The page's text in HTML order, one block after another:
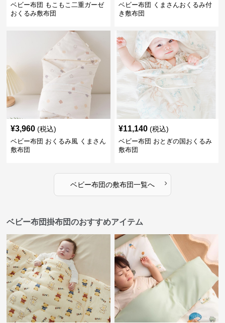
ベビー布団 もこもこ二重ガーゼ
おくるみ敷布団
ベビー布団 くまさんおくるみ付
き敷布団
¥3,960 (税込)
ベビー布団 おくるみ風 くまさん
敷布団
¥11,140 (税込)
ベビー布団 おとぎの国おくるみ
敷布団
ベビー布団の敷布団一覧へ ›
ベビー布団掛布団のおすすめアイテム